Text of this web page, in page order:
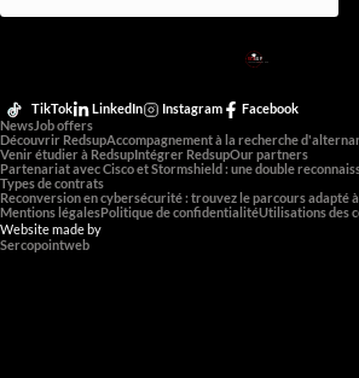
SUP
RED
TikTok LinkedIn Instagram
Facebook
NewsJob offers
Découvrir RedsupAccompagnement à la recherche
Venir étudier à RedsupIntégrer RedsupOur partners
Partenariat avec Cisco et Stormshield : une double
Types de contrats
Reconversion en cybersécurité : trouvez le parcours adapté
Mentions légalesPolitique de confidentialitéUtilisations des
Website made by
Sercopointweb